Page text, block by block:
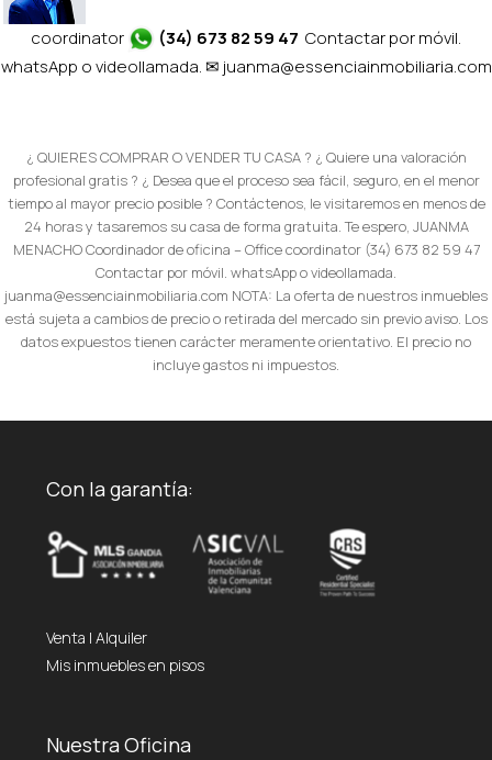
coordinator (34) 673 82 59 47 Contactar por móvil.
whatsApp o videollamada. ✉ juanma@essenciainmobiliaria.com
¿ QUIERES COMPRAR O VENDER TU CASA ? ¿ Quiere una valoración
profesional gratis ? ¿ Desea que el proceso sea fácil, seguro, en el menor
tiempo al mayor precio posible ? Contáctenos, le visitaremos en menos de
24 horas y tasaremos su casa de forma gratuita. Te espero, JUANMA
MENACHO Coordinador de oficina – Office coordinator (34) 673 82 59 47
Contactar por móvil. whatsApp o videollamada.
juanma@essenciainmobiliaria.com NOTA: La oferta de nuestros inmuebles
está sujeta a cambios de precio o retirada del mercado sin previo aviso. Los
datos expuestos tienen carácter meramente orientativo. El precio no
incluye gastos ni impuestos.
Con la garantía:
Venta | Alquiler
Mis inmuebles en pisos
Nuestra Oficina